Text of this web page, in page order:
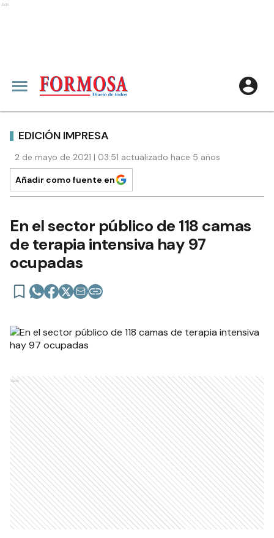
Ads
EDICIÓN IMPRESA
2 de mayo de 2021 | 03:51 actualizado hace 5 años
Añadir como fuente en
En el sector público de 118 camas
de terapia intensiva hay 97
ocupadas
Ads